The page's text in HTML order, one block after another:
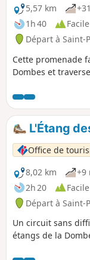
5,57 km
1h 40
Facile
Départ à Saint-
Cette promenade
Dombes et
L'Étang
Office de
8,02 km
+9
2h 20
Facile
Départ à Saint-
Un circuit sans
étangs de la